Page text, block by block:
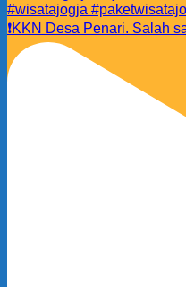
❗️KKN Desa Penari. Salah